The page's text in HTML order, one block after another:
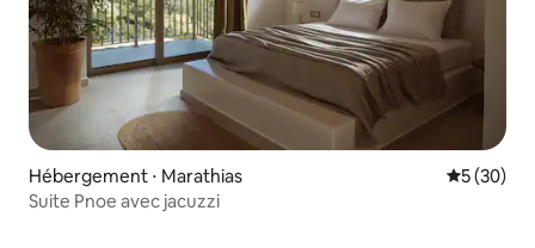
Hébergement ⋅ Marathias
5 (30)
Suite Pnoe avec jacuzzi